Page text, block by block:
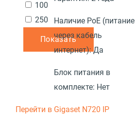
100
250
Показать
Наличие PoE (питание
через кабель
интернет):Да
Блок питания в
комплекте: Нет
Перейти в Gigaset N720 IP